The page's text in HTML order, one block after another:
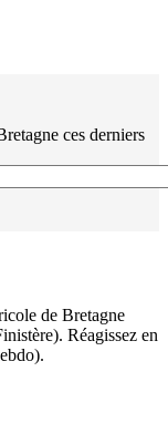
ces derniers
de Bretagne
Réagissez en